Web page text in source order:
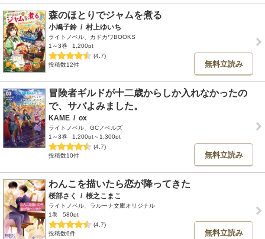
森のほとりでジャムを煮る
小鳩子鈴 / 村上ゆいち
ライトノベル、カドカワBOOKS
1～3巻
1,200pt
(4.7)
投稿数12件
無料立読み
冒険者ギルドが十二歳からしか入れなかったの
で、サバよみました。
KAME / ox
ライトノベル、GCノベルズ
1～3巻
1,200pt～1,300pt
(4.7)
投稿数10件
無料立読み
わんこを描いたら恋が降ってきた
桜部さく / 桜之こまこ
ライトノベル、ラルーナ文庫オリジナル
1巻
580pt
(4.7)
投稿数6件
無料立読み